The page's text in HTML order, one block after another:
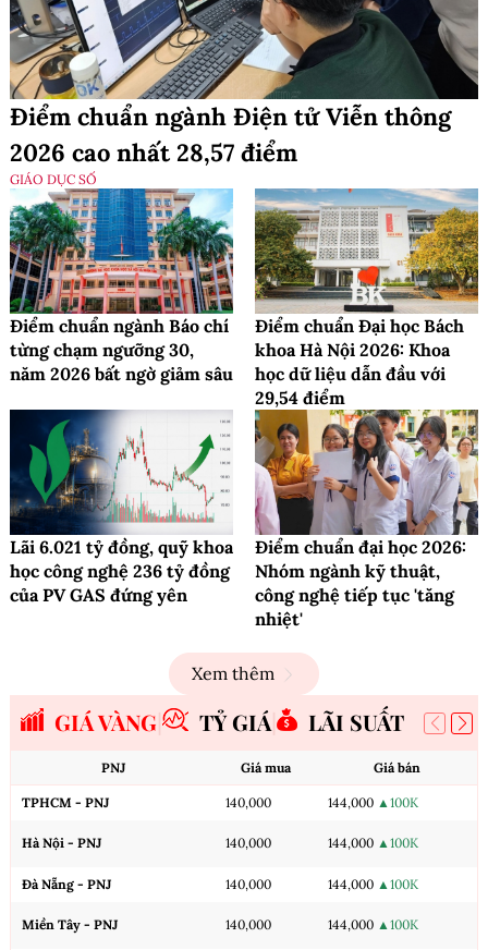
Điểm chuẩn ngành Điện tử Viễn thông
2026 cao nhất 28,57 điểm
GIÁO DỤC SỐ
Điểm chuẩn ngành Báo chí
từng chạm ngưỡng 30,
năm 2026 bất ngờ giảm sâu
Điểm chuẩn Đại học Bách
khoa Hà Nội 2026: Khoa
học dữ liệu dẫn đầu với
29,54 điểm
Lãi 6.021 tỷ đồng, quỹ khoa
học công nghệ 236 tỷ đồng
của PV GAS đứng yên
Điểm chuẩn đại học 2026:
Nhóm ngành kỹ thuật,
công nghệ tiếp tục 'tăng
nhiệt'
Xem thêm
GIÁ VÀNG TỶ GIÁ LÃI SUẤT
PNJ Giá mua Giá bán
TPHCM - PNJ 140,000 144,000 ▲100K
Hà Nội - PNJ 140,000 144,000 ▲100K
Đà Nẵng - PNJ 140,000 144,000 ▲100K
Miền Tây - PNJ 140,000 144,000 ▲100K